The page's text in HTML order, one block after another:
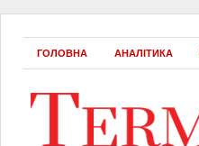
ГОЛОВНА АНАЛІТИКА